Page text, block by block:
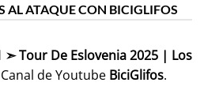
AL ATAQUE CON BICIGLIFOS
➣ Tour De Eslovenia 2025 | Los
de Youtube BiciGlifos.